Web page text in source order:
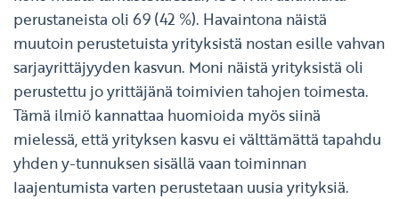
perustaneista oli 69 (42 %). Havaintona näistä
muutoin perustetuista yrityksistä nostan esille vahvan
sarjayrittäjyyden kasvun. Moni näistä yrityksistä oli
perustettu jo yrittäjänä toimivien tahojen toimesta.
Tämä ilmiö kannattaa huomioida myös siinä
mielessä, että yrityksen kasvu ei välttämättä tapahdu
yhden y-tunnuksen sisällä vaan toiminnan
laajentumista varten perustetaan uusia yrityksiä.